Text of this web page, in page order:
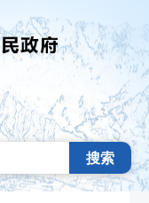
搜索